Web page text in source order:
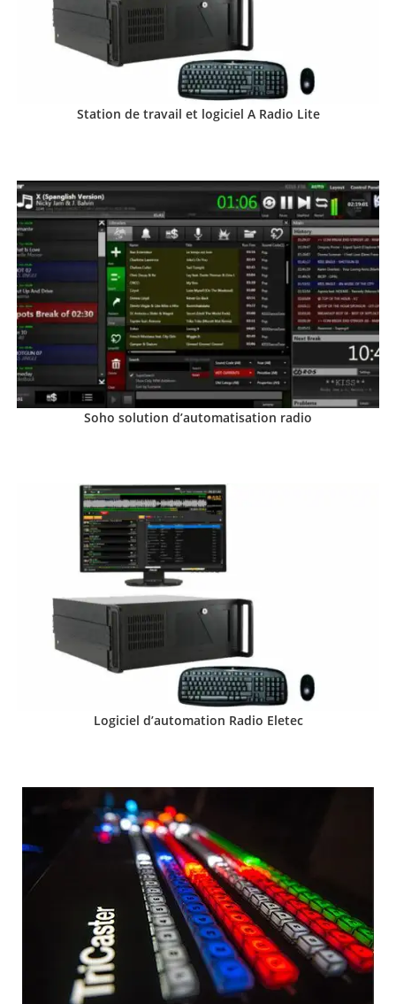
Station de travail et logiciel A Radio Lite
Soho solution d’automatisation radio
Logiciel d’automation Radio Eletec